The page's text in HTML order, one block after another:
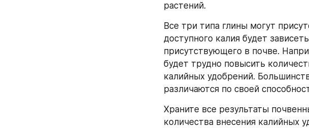
растений.
Все три типа глины могут
доступного калия будет
присутствующего в почве.
будет трудно повысить
калийных удобрений.
различаются по своей
Храните все результаты
количества внесения калийных